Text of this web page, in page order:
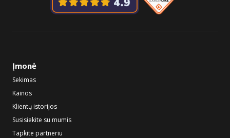
Įmonė
Sekimas
Kainos
Klientų istorijos
Susisiekite su mumis
Tapkite partneriu